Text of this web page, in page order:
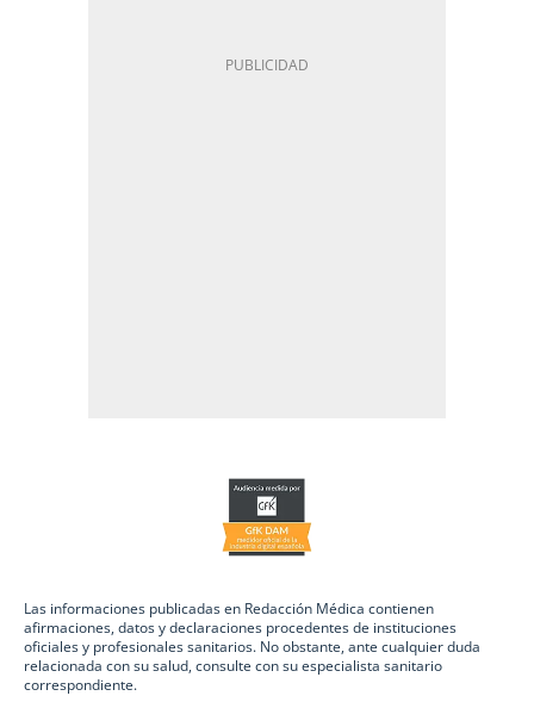
Las informaciones publicadas en Redacción Médica contienen
afirmaciones, datos y declaraciones procedentes de instituciones
oficiales y profesionales sanitarios. No obstante, ante cualquier duda
relacionada con su salud, consulte con su especialista sanitario
correspondiente.